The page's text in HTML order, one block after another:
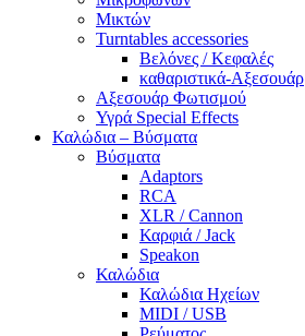
Μικτών
Turntables accessories
Βελόνες / Κεφαλές
καθαριστικά-Αξεσουάρ
Αξεσουάρ Φωτισμού
Υγρά Special Effects
Καλώδια – Βύσματα
Βύσματα
Adaptors
RCA
XLR / Cannon
Καρφιά / Jack
Speakon
Καλώδια
Καλώδια Ηχείων
MIDI / USB